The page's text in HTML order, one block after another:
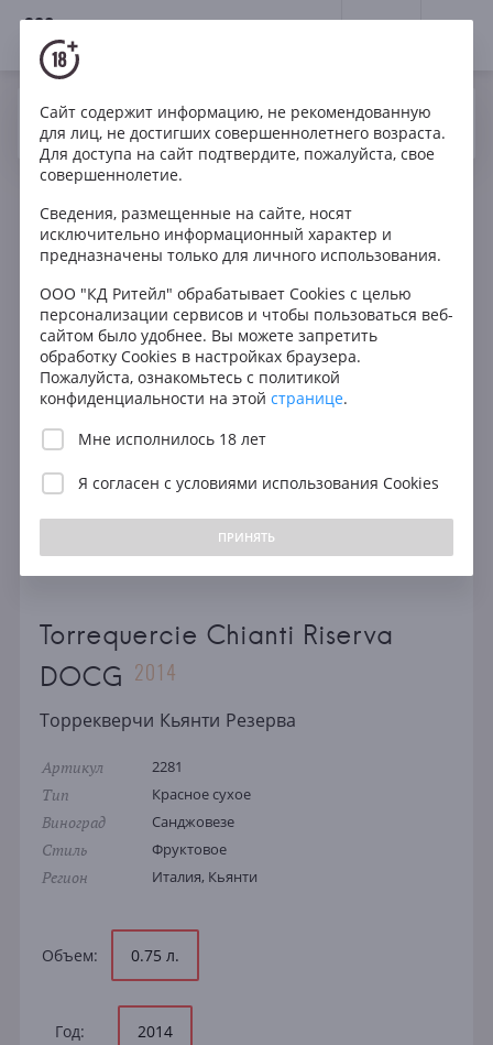
18+
Ваш город Москва ? Да
Вино Красное Сухое
Италия
Torrequercie Chianti Riserva DOCG
Torrequercie Chianti Riserva
DOCG 2014
Торрекверчи Кьянти Резерва
Артикул 2281
Тип Красное сухое
Виноград Санджовезе
Стиль Фруктовое
Регион Италия, Кьянти
Объем: 0.75 л.
Год: 2014
Сайт содержит информацию, не рекомендованную
для лиц, не достигших совершеннолетнего возраста.
Для доступа на сайт подтвердите, пожалуйста, свое
совершеннолетие.
Сведения, размещенные на сайте, носят
исключительно информационный характер и
предназначены только для личного использования.
ООО "КД Ритейл" обрабатывает Cookies с целью
персонализации сервисов и чтобы пользоваться веб-
сайтом было удобнее. Вы можете запретить
обработку Cookies в настройках браузера.
Пожалуйста, ознакомьтесь с политикой
конфиденциальности на этой странице.
Мне исполнилось 18 лет
Я согласен с условиями использования Cookies
ПРИНЯТЬ